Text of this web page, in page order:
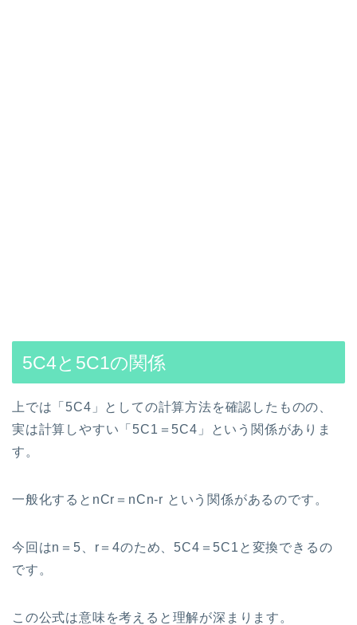
5C4と5C1の関係
上では「5C4」としての計算方法を確認したものの、
実は計算しやすい「5C1＝5C4」という関係がありま
す。
一般化するとnCr＝nCn-r という関係があるのです。
今回はn＝5、r＝4のため、5C4＝5C1と変換できるの
です。
この公式は意味を考えると理解が深まります。